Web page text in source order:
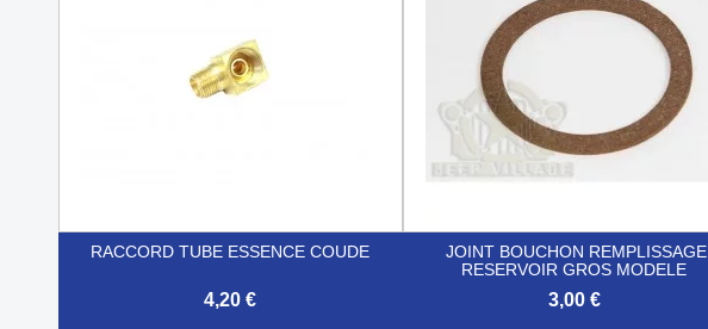
RACCORD TUBE ESSENCE COUDE
4,20 €
JOINT BOUCHON REMPLISSAGE
RESERVOIR GROS MODELE
3,00 €